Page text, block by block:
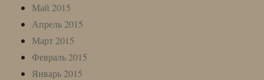
Май 2015
Апрель 2015
Март 2015
Февраль 2015
Январь 2015